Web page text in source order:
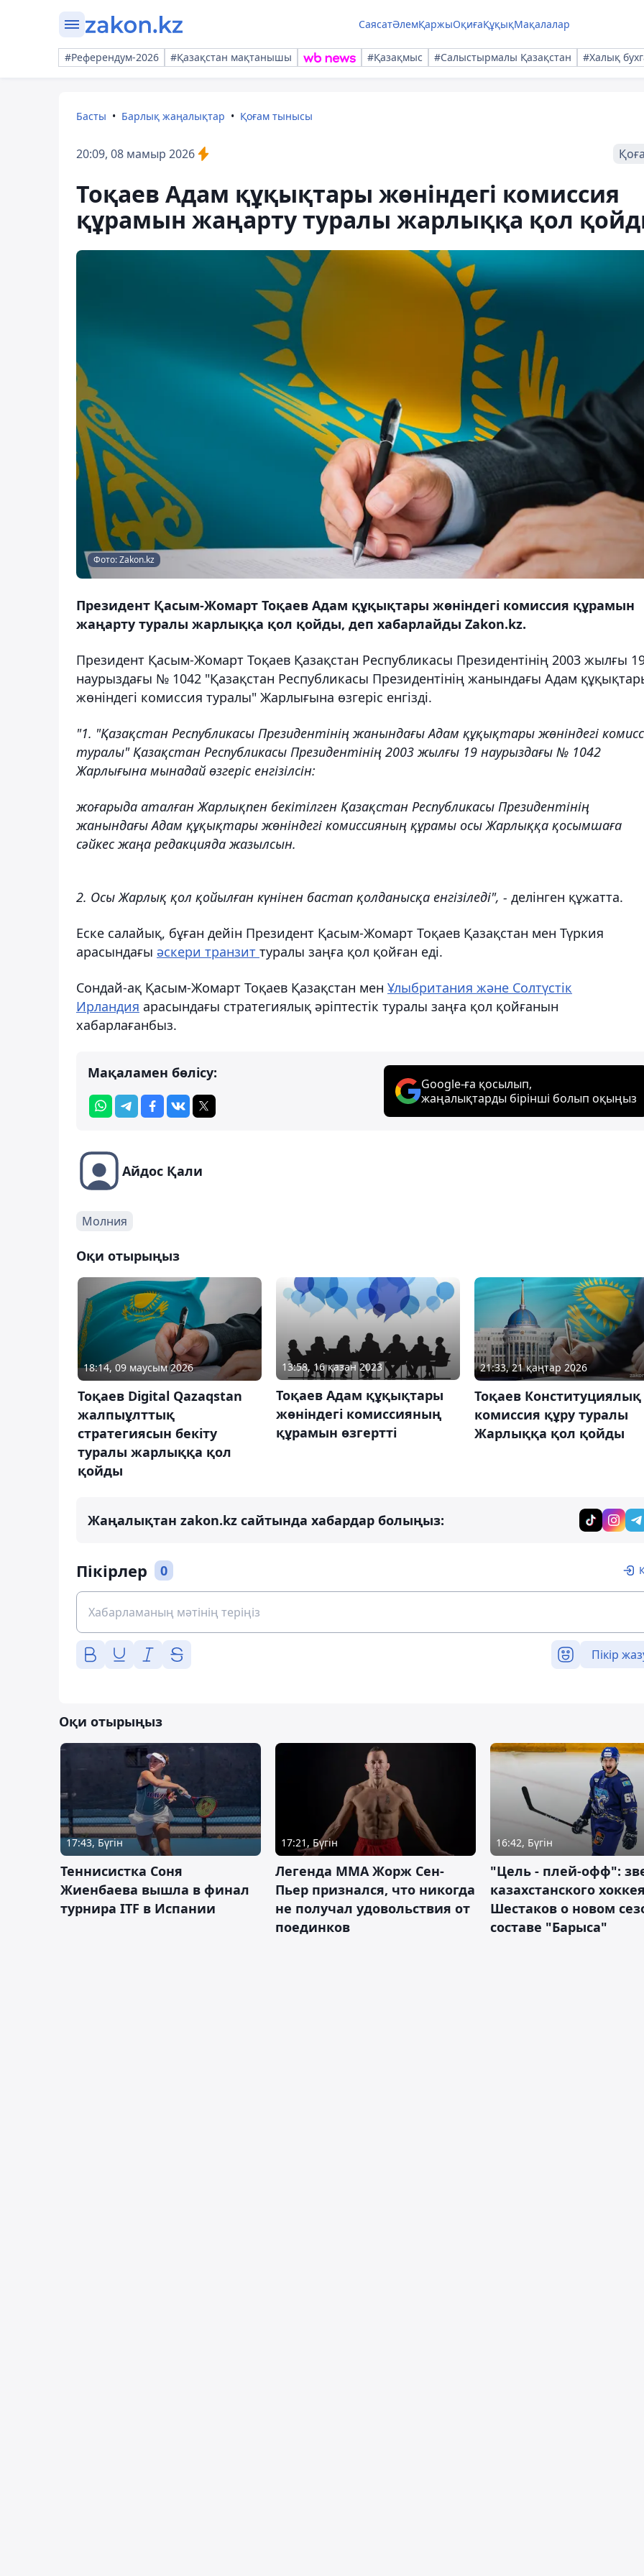
СаясатӘлемҚаржыОқиғаҚұқықМақалалар
#Референдум-2026 #Қазақстан мақтанышы #Қазақмыс #Салыстырмалы Қазақстан #Халық
Басты Барлық жаңалықтар Қоғам тынысы
20:09, 08 мамыр 2026
Тоқаев Адам құқықтары жөніндегі комиссия
құрамын жаңарту туралы жарлыққа қол
Фото: Zakon.kz
Президент Қасым-Жомарт Тоқаев Адам құқықтары жөніндегі комиссия құрамын
жаңарту туралы жарлыққа қол қойды, деп хабарлайды Zakon.kz.
Президент Қасым-Жомарт Тоқаев Қазақстан Республикасы Президентінің 2003 жылғы
наурыздағы № 1042 "Қазақстан Республикасы Президентінің жанындағы Адам
жөніндегі комиссия туралы" Жарлығына өзгеріс енгізді.
"1. "Қазақстан Республикасы Президентінің жанындағы Адам құқықтары жөніндегі
туралы" Қазақстан Республикасы Президентінің 2003 жылғы 19 наурыздағы № 1042
Жарлығына мынадай өзгеріс енгізілсін:
жоғарыда аталған Жарлықпен бекітілген Қазақстан Республикасы Президентінің
жанындағы Адам құқықтары жөніндегі комиссияның құрамы осы Жарлыққа қосымшаға
сәйкес жаңа редакцияда жазылсын.
2. Осы Жарлық қол қойылған күнінен бастап қолданысқа енгізіледі", - делінген құжатта.
Еске салайық, бұған дейін Президент Қасым-Жомарт Тоқаев Қазақстан мен Түркия
арасындағы әскери транзит туралы заңға қол қойған еді.
Сондай-ақ Қасым-Жомарт Тоқаев Қазақстан мен Ұлыбритания және Солтүстік
Ирландия арасындағы стратегиялық әріптестік туралы заңға қол қойғанын
хабарлағанбыз.
Мақаламен бөлісу:
Google-ға қосылып,
жаңалықтарды бірінші болып оқыңыз
Айдос Қали
Молния
Оқи отырыңыз
18:14, 09 маусым 2026
Тоқаев Digital Qazaqstan
жалпыұлттық
стратегиясын бекіту
туралы жарлыққа қол
қойды
13:58, 16 қазан 2023
Тоқаев Адам құқықтары
жөніндегі комиссияның
құрамын өзгертті
21:33, 21 қаңтар 2026
Тоқаев Конституциялық
комиссия құру туралы
Жарлыққа қол қойды
Жаңалықтан zakon.kz сайтында хабардар болыңыз:
Пікірлер 0
Пікір
Оқи отырыңыз
17:43, Бүгін
Теннисистка Соня
Жиенбаева вышла в финал
турнира ITF в Испании
17:21, Бүгін
Легенда ММА Жорж Сен-
Пьер признался, что никогда
не получал удовольствия от
поединков
16:42, Бүгін
"Цель - плей-офф":
казахстанского
Шестаков о новом
составе "Барыса"